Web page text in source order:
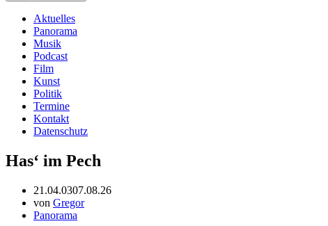
Aktuelles
Panorama
Musik
Podcast
Film
Kunst
Politik
Termine
Kontakt
Datenschutz
Has‘ im Pech
21.04.0307.08.26
von Gregor
Panorama